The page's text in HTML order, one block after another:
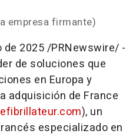
empresa firmante)
de 2025/PRNewswire/ -
de soluciones que
en Europa y
adquisición de France
), un
especializado en